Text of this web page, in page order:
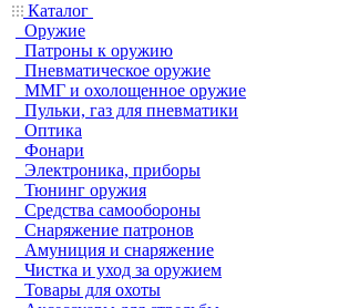
Каталог
Оружие
Патроны к оружию
Пневматическое оружие
ММГ и охолощенное оружие
Пульки, газ для пневматики
Оптика
Фонари
Электроника, приборы
Тюнинг оружия
Средства самообороны
Снаряжение патронов
Амуниция и снаряжение
Чистка и уход за оружием
Товары для охоты